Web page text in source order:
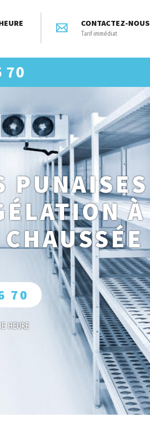
CONTACTEZ-NOUS
Tarif immédiat
70
PUNAISES
À
70
HEURE